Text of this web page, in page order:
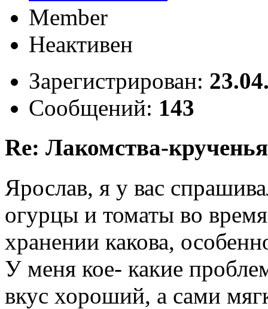
Member
Неактивен
Зарегистрирован:
Сообщений: 143
Re: Лакомства-крученья
Ярослав, я у вас
огурцы и томаты во
хранении какова,
У меня кое- какие
вкус хороший, а сами